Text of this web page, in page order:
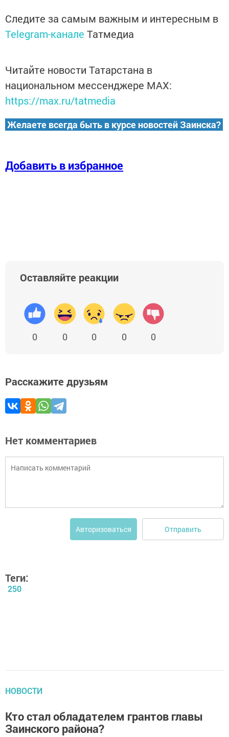
Следите за самым важным и интересным в
Telegram-канале Татмедиа
Читайте новости Татарстана в
национальном мессенджере MАХ:
https://max.ru/tatmedia
Желаете всегда быть в курсе новостей Заинска?
Добавить в избранное
Оставляйте реакции
0 0 0 0 0
Расскажите друзьям
Нет комментариев
Авторизоваться Отправить
Теги:
250
НОВОСТИ
Кто стал обладателем грантов главы
Заинского района?